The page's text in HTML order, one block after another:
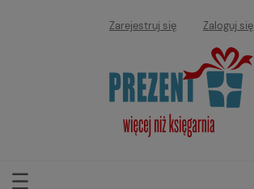
Zarejestruj się Zaloguj się